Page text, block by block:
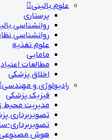
علوم بالینی
پرستاری
روانشناسی
روانشناسی
علوم تغذیه
مامایی
مطالعات اعتیاد
اخلاق پزشکی
رادیولوژی و مهندسی
فيزيك پزشکی
مدیریت
تصویربرداری
تصویربرداری-
هوش مصنوعی